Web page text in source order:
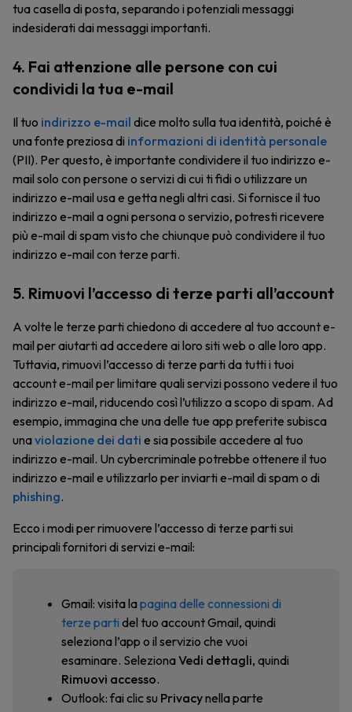
tua casella di posta, separando i potenziali messaggi
indesiderati dai messaggi importanti.
4. Fai attenzione alle persone con cui
condividi la tua e-mail
Il tuo indirizzo e-mail dice molto sulla tua identità, poiché è
una fonte preziosa di informazioni di identità personale
(PII). Per questo, è importante condividere il tuo indirizzo e-
mail solo con persone o servizi di cui ti fidi o utilizzare un
indirizzo e-mail usa e getta negli altri casi. Si fornisce il tuo
indirizzo e-mail a ogni persona o servizio, potresti ricevere
più e-mail di spam visto che chiunque può condividere il tuo
indirizzo e-mail con terze parti.
5. Rimuovi l’accesso di terze parti all’account
A volte le terze parti chiedono di accedere al tuo account e-
mail per aiutarti ad accedere ai loro siti web o alle loro app.
Tuttavia, rimuovi l’accesso di terze parti da tutti i tuoi
account e-mail per limitare quali servizi possono vedere il tuo
indirizzo e-mail, riducendo così l’utilizzo a scopo di spam. Ad
esempio, immagina che una delle tue app preferite subisca
unaviolazione dei dati e sia possibile accedere al tuo
indirizzo e-mail. Un cybercriminale potrebbe ottenere il tuo
indirizzo e-mail e utilizzarlo per inviarti e-mail di spam o di
phishing.
Ecco i modi per rimuovere l’accesso di terze parti sui
principali fornitori di servizi e-mail:
Gmail: visita lapagina delle connessioni di
terze parti del tuo account Gmail, quindi
seleziona l’app o il servizio che vuoi
esaminare. SelezionaVedi dettagli, quindi
Rimuovi accesso.
Outlook: fai clic su Privacynella parte